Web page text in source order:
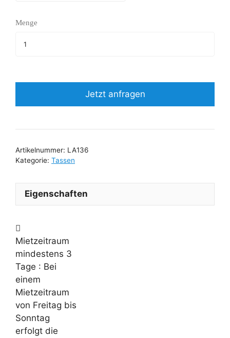
Menge
Jetzt anfragen
Artikelnummer: LA136
Kategorie: Tassen
Eigenschaften
Mietzeitraum
mindestens 3
Tage : Bei
einem
Mietzeitraum
von Freitag bis
Sonntag
erfolgt die